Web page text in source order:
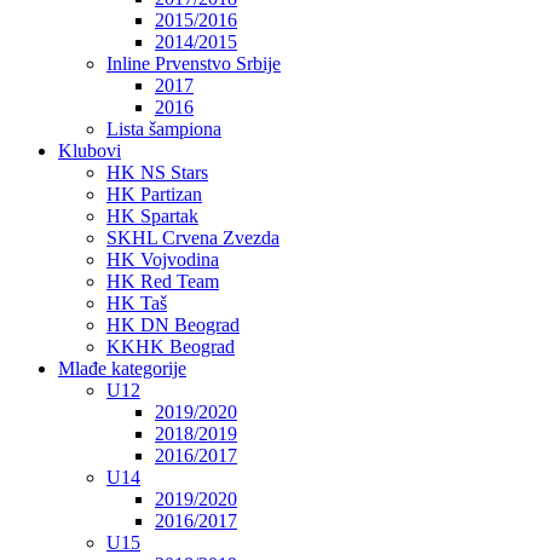
2015/2016
2014/2015
Inline Prvenstvo Srbije
2017
2016
Lista šampiona
Klubovi
HK NS Stars
HK Partizan
HK Spartak
SKHL Crvena Zvezda
HK Vojvodina
HK Red Team
HK Taš
HK DN Beograd
KKHK Beograd
Mlađe kategorije
U12
2019/2020
2018/2019
2016/2017
U14
2019/2020
2016/2017
U15